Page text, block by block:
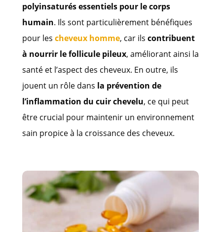
polyinsaturés essentiels pour le corps
humain. Ils sont particulièrement bénéfiques
pour les cheveux homme, car ils contribuent
à nourrir le follicule pileux, améliorant ainsi la
santé et l’aspect des cheveux. En outre, ils
jouent un rôle dans la prévention de
l’inflammation du cuir chevelu, ce qui peut
être crucial pour maintenir un environnement
sain propice à la croissance des cheveux.